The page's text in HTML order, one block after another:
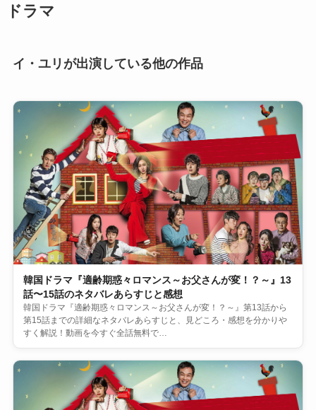
ドラマ
イ・ユリが出演している他の作品
韓国ドラマ『適齢期惑々ロマンス～お父さんが変！？～』13
話〜15話のネタバレあらすじと感想
韓国ドラマ『適齢期惑々ロマンス～お父さんが変！？～』第13話から
第15話までの詳細なネタバレあらすじと、見どころ・感想を分かりや
すく解説！動画を今すぐ全話無料で…